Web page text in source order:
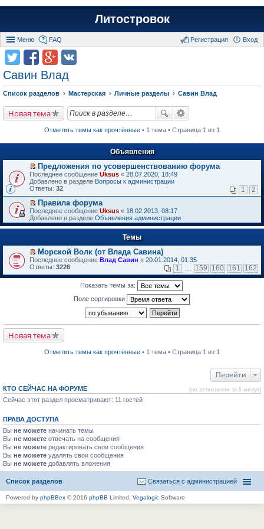
Литостровок
Меню FAQ Вход
Регистрация
Савин Влад
Список разделов Мастерская Личные разделы Савин Влад
Новая тема
Отметить темы как прочтённые • 1 тема • Страница 1 из 1
Объявления
П
е
р
й
т
и
к
п
в
о
м
у
н
т
а
н
о
о
б
н
ю
Предложения по усовершенствованию форума
Последнее сообщение Uksus « 28.07.2020, 18:49
Добавлено в разделе Вопросы к администрации
Ответы: 32 1 2
П
е
р
е
т
и
к
п
р
п
р
о
н
о
м
о
о
щ
е
н
и
ю
Правила форума
Последнее сообщение Uksus « 18.02.2013, 08:17
Добавлено в разделе Объявления администрации
Темы
П
е
е
р
в
о
р
о
ч
а
н
н
о
м
у
с
о
б
щ
е
н
Морской Волк (от Влада Савина)
Последнее сообщение Влад Савин « 20.01.2014, 01:35
Ответы: 3226 1 … 159 160 161 162
Показать темы за:
Поле сортировки
Новая тема
Отметить темы как прочтённые • 1 тема • Страница 1 из 1
Перейти
КТО СЕЙЧАС НА ФОРУМЕ (по активности за 5 минут)
Сейчас этот раздел просматривают: 11 гостей
ПРАВА ДОСТУПА
Вы не можете начинать темы
Вы не можете отвечать на сообщения
Вы не можете редактировать свои сообщения
Вы не можете удалять свои сообщения
Вы не можете добавлять вложения
Список разделов Связаться с администрацией
Powered by phpBBex © 2016 phpBB Limited, Vegalogic Software